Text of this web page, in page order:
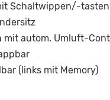
Schaltwippen/-tasten
mit autom. Umluft-
(links mit Memory)